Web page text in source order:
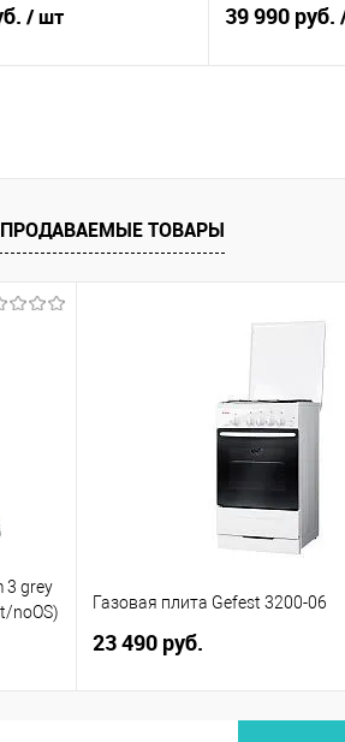
/ шт 39 990 руб.
ТОВАРЫ
3 grey
noOS)
Газовая плита Gefest 3200-06
23 490 руб.